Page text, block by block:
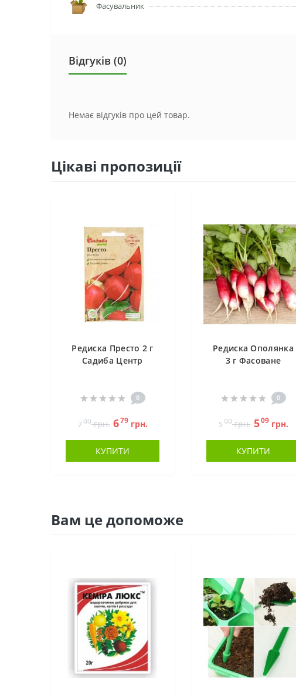
Фасувальник
Відгуків (0)
Немає відгуків про цей товар.
Цікаві пропозиції
Редиска Престо 2 г
Садиба Центр
0
799грн. 679грн.
КУПИТИ
Редиска Ополянка
3 г Фасоване
0
599грн. 509грн.
КУПИТИ
Вам це допоможе